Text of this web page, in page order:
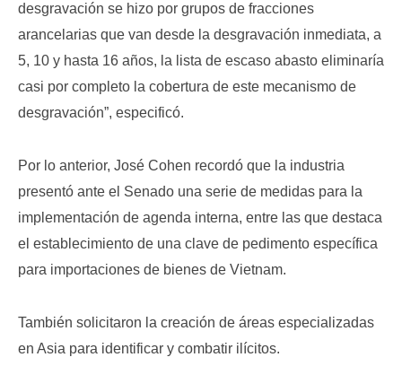
desgravación se hizo por grupos de fracciones
arancelarias que van desde la desgravación inmediata, a
5, 10 y hasta 16 años, la lista de escaso abasto eliminaría
casi por completo la cobertura de este mecanismo de
desgravación”, especificó.
Por lo anterior, José Cohen recordó que la industria
presentó ante el Senado una serie de medidas para la
implementación de agenda interna, entre las que destaca
el establecimiento de una clave de pedimento específica
para importaciones de bienes de Vietnam.
También solicitaron la creación de áreas especializadas
en Asia para identificar y combatir ilícitos.